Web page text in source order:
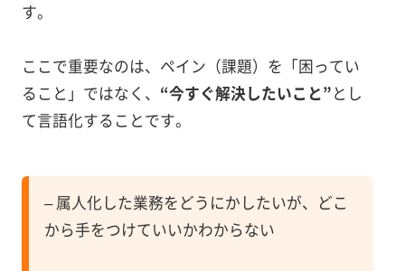
す。
ここで重要なのは、ペイン（課題）を「困ってい
ること」ではなく、 “今すぐ解決したいこと”とし
て言語化することです。
– 属人化した業務をどうにかしたいが、どこ
から手をつけていいかわからない